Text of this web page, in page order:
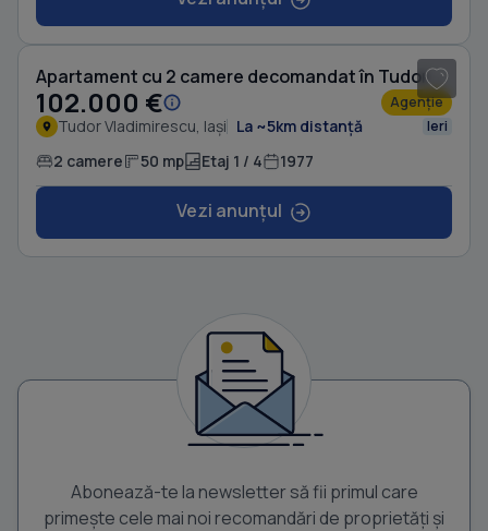
Apartament cu 2 camere decomandat în Tudor Vladimirescu
102.000 € Agenție
Tudor Vladimirescu, Iași La ~5km distanță Ieri
2 camere 50 mp Etaj 1 / 4 1977
Vezi anunțul
Abonează-te la newsletter să fii primul care
primește cele mai noi recomandări de proprietăți și